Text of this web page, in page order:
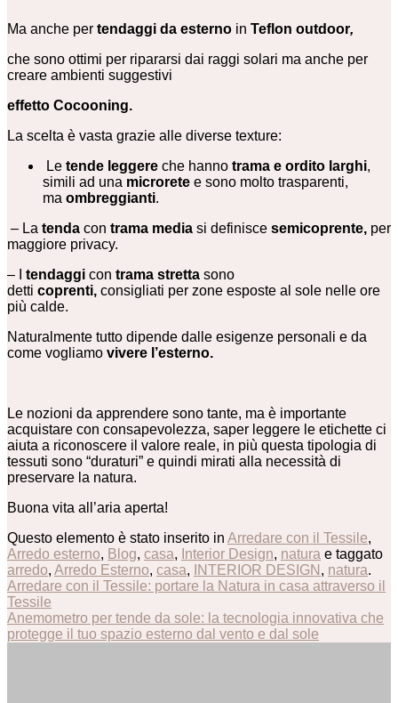
Ma anche per tendaggi da esterno in Teflon outdoor,
che sono ottimi per ripararsi dai raggi solari ma anche per
creare ambienti suggestivi
effetto Cocooning.
La scelta è vasta grazie alle diverse texture:
Le tende leggere che hanno trama e ordito larghi,
simili ad una microrete e sono molto trasparenti,
ma ombreggianti.
– La tenda con trama media si definisce semicoprente, per
maggiore privacy.
– I tendaggi con trama stretta sono
detti coprenti, consigliati per zone esposte al sole nelle ore
più calde.
Naturalmente tutto dipende dalle esigenze personali e da
come vogliamo vivere l’esterno.
Le nozioni da apprendere sono tante, ma è importante
acquistare con consapevolezza, saper leggere le etichette ci
aiuta a riconoscere il valore reale, in più questa tipologia di
tessuti sono “duraturi” e quindi mirati alla necessità di
preservare la natura.
Buona vita all’aria aperta!
Questo elemento è stato inserito in Arredare con il Tessile,
Arredo esterno, Blog, casa, Interior Design, natura e taggato
arredo, Arredo Esterno, casa, INTERIOR DESIGN , natura.
Arredare con il Tessile: portare la Natura in casa attraverso il
Tessile
Anemometro per tende da sole: la tecnologia innovativa che
protegge il tuo spazio esterno dal vento e dal sole